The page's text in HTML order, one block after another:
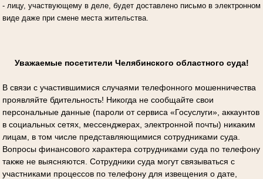
- лицу, участвующему в деле, будет доставлено письмо в электронном
виде даже при смене места жительства.
Уважаемые посетители Челябинского областного суда!
В связи с участившимися случаями телефонного мошенничества
проявляйте бдительность! Никогда не сообщайте свои
персональные данные (пароли от сервиса «Госуслуги», аккаунтов
в социальных сетях, мессенджерах, электронной почты) никаким
лицам, в том числе представляющимися сотрудниками суда.
Вопросы финансового характера сотрудниками суда по телефону
также не выясняются. Сотрудники суда могут связываться с
участниками процессов по телефону для извещения о дате,